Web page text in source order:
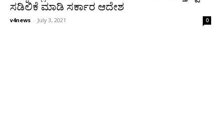
ಸಡಿಲಿಕೆ ಮಾಡಿ ಸರ್ಕಾರ ಆದೇಶ
v4news - July 3, 2021 0